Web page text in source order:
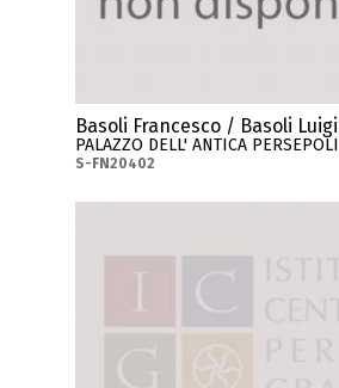
Basoli Francesco / Basoli Luigi
PALAZZO DELL' ANTICA PERSEPOLI
S-FN20402